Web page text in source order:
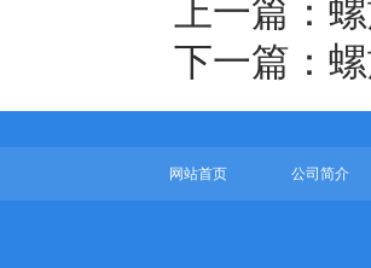
上一篇：
下一篇：
网站首页 公司简介